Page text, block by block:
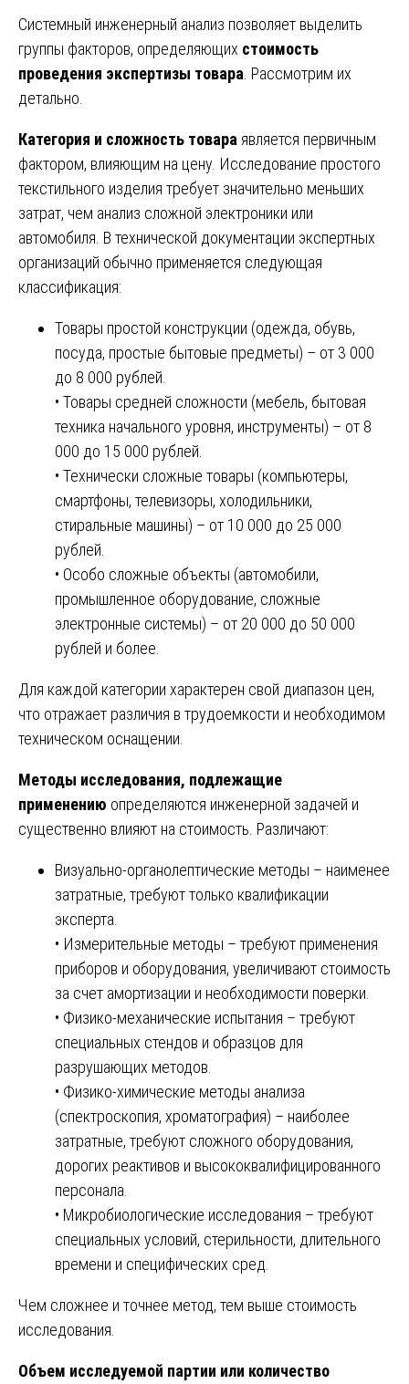
Системный инженерный анализ позволяет выделить
группы факторов, определяющих стоимость
проведения экспертизы товара . Рассмотрим их
детально.
Категория и сложность товара является первичным
фактором, влияющим на цену. Исследование простого
текстильного изделия требует значительно меньших
затрат, чем анализ сложной электроники или
автомобиля. В технической документации экспертных
организаций обычно применяется следующая
классификация:
Товары простой конструкции (одежда, обувь,
посуда, простые бытовые предметы) – от 3 000
до 8 000 рублей.
• Товары средней сложности (мебель, бытовая
техника начального уровня, инструменты) – от 8
000 до 15 000 рублей.
• Технически сложные товары (компьютеры,
смартфоны, телевизоры, холодильники,
стиральные машины) – от 10 000 до 25 000
рублей.
• Особо сложные объекты (автомобили,
промышленное оборудование, сложные
электронные системы) – от 20 000 до 50 000
рублей и более.
Для каждой категории характерен свой диапазон цен,
что отражает различия в трудоемкости и необходимом
техническом оснащении.
Методы исследования, подлежащие
применению определяются инженерной задачей и
существенно влияют на стоимость. Различают:
Визуально-органолептические методы – наименее
затратные, требуют только квалификации
эксперта.
• Измерительные методы – требуют применения
приборов и оборудования, увеличивают стоимость
за счет амортизации и необходимости поверки.
• Физико-механические испытания – требуют
специальных стендов и образцов для
разрушающих методов.
• Физико-химические методы анализа
(спектроскопия, хроматография) – наиболее
затратные, требуют сложного оборудования,
дорогих реактивов и высококвалифицированного
персонала.
• Микробиологические исследования – требуют
специальных условий, стерильности, длительного
времени и специфических сред.
Чем сложнее и точнее метод, тем выше стоимость
исследования.
Объем исследуемой партии или количество